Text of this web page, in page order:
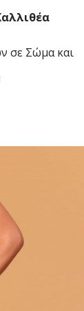
σε Σώμα και